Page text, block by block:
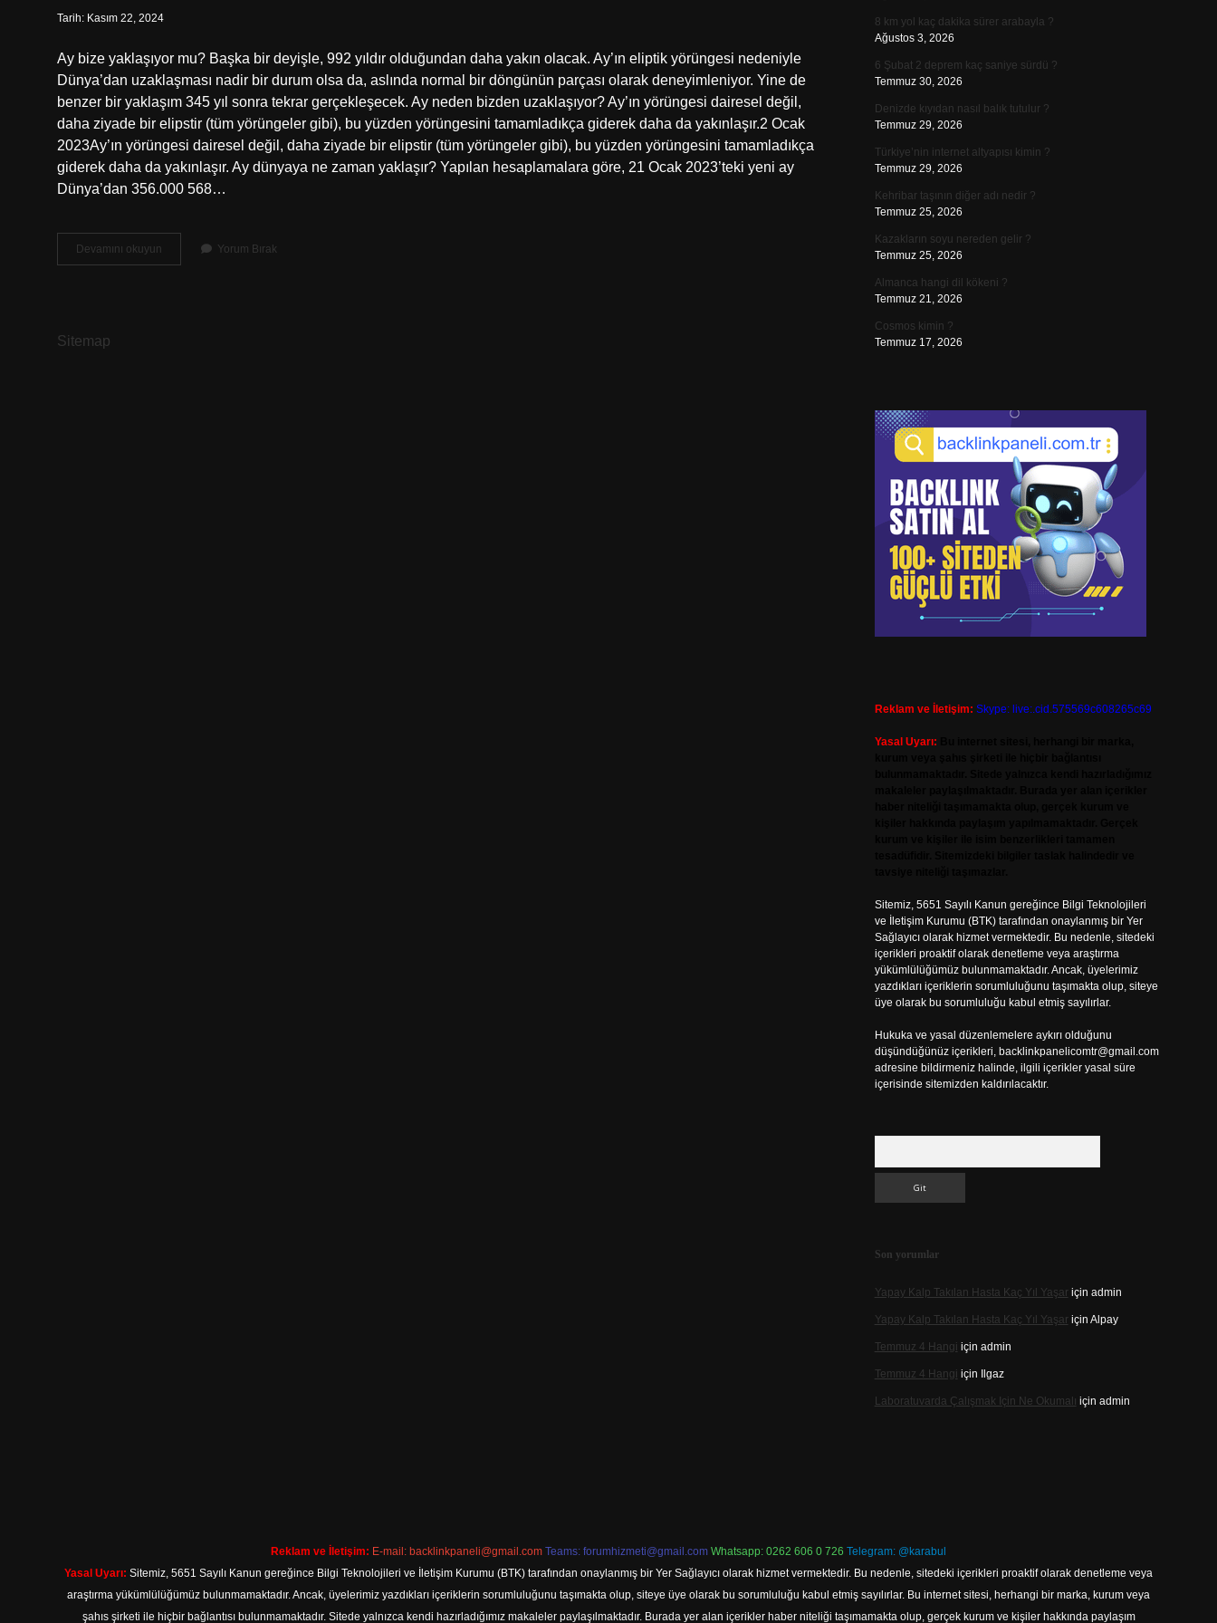
Tarih: Kasım 22, 2024
Ay bize yaklaşıyor mu? Başka bir deyişle, 992 yıldır olduğundan daha yakın olacak. Ay’ın eliptik yörüngesi nedeniyle
Dünya’dan uzaklaşması nadir bir durum olsa da, aslında normal bir döngünün parçası olarak deneyimleniyor. Yine de
benzer bir yaklaşım 345 yıl sonra tekrar gerçekleşecek. Ay neden bizden uzaklaşıyor? Ay’ın yörüngesi dairesel değil,
daha ziyade bir elipstir (tüm yörüngeler gibi), bu yüzden yörüngesini tamamladıkça giderek daha da yakınlaşır.2 Ocak
2023Ay’ın yörüngesi dairesel değil, daha ziyade bir elipstir (tüm yörüngeler gibi), bu yüzden yörüngesini tamamladıkça
giderek daha da yakınlaşır. Ay dünyaya ne zaman yaklaşır? Yapılan hesaplamalara göre, 21 Ocak 2023’teki yeni ay
Dünya’dan 356.000 568…
Devamını okuyun
Bize
Yorum Bırak
Sitemap
8 km yol kaç dakika sürer arabayla ?
Ağustos 3, 2026
6 Şubat 2 deprem kaç saniye sürdü ?
Temmuz 30, 2026
Denizde kıyıdan nasıl balık tutulur ?
Temmuz 29, 2026
Türkiye’nin internet altyapısı kimin ?
Temmuz 29, 2026
Kehribar taşının diğer adı nedir ?
Temmuz 25, 2026
Kazakların soyu nereden gelir ?
Temmuz 25, 2026
Almanca hangi dil kökeni ?
Temmuz 21, 2026
Cosmos kimin ?
Temmuz 17, 2026
Reklam ve İletişim: Skype: live:.cid.575569c608265c69
Yasal Uyarı:
Sitemiz, 5651 Sayılı Kanun gereğince Bilgi Teknolojileri
ve İletişim Kurumu (BTK) tarafından onaylanmış bir Yer
Sağlayıcı olarak hizmet vermektedir. Bu nedenle, sitedeki
içerikleri proaktif olarak denetleme veya araştırma
yükümlülüğümüz bulunmamaktadır. Ancak, üyelerimiz
yazdıkları içeriklerin sorumluluğunu taşımakta olup, siteye
üye olarak bu sorumluluğu kabul etmiş sayılırlar.
Hukuka ve yasal düzenlemelere aykırı olduğunu
düşündüğünüz içerikleri, backlinkpanelicomtr@gmail.com
adresine bildirmeniz halinde, ilgili içerikler yasal süre
içerisinde sitemizden kaldırılacaktır.
Son yorumlar
Yapay Kalp Takılan Hasta Kaç Yıl Yaşariçin admin
Yapay Kalp Takılan Hasta Kaç Yıl Yaşariçin Alpay
Temmuz 4 Hangi için admin
Temmuz 4 Hangi için Ilgaz
Laboratuvarda Çalışmak Için Ne Okumalı için admin
Reklam ve İletişim: E-mail: backlinkpaneli@gmail.com Teams: forumhizmeti@gmail.com Whatsapp: 0262 606 0 726 Telegram: @karabul
Yasal Uyarı: Sitemiz, 5651 Sayılı Kanun gereğince Bilgi Teknolojileri ve İletişim Kurumu (BTK) tarafından onaylanmış bir Yer Sağlayıcı olarak hizmet vermektedir. Bu nedenle, sitedeki içerikleri proaktif olarak denetleme veya
araştırma yükümlülüğümüz bulunmamaktadır. Ancak, üyelerimiz yazdıkları içeriklerin sorumluluğunu taşımakta olup, siteye üye olarak bu sorumluluğu kabul etmiş sayılırlar. Bu internet sitesi, herhangi bir marka, kurum veya
şahıs şirketi ile hiçbir bağlantısı bulunmamaktadır. Sitede yalnızca kendi hazırladığımız makaleler paylaşılmaktadır. Burada yer alan içerikler haber niteliği taşımamakta olup, gerçek kurum ve kişiler hakkında paylaşım